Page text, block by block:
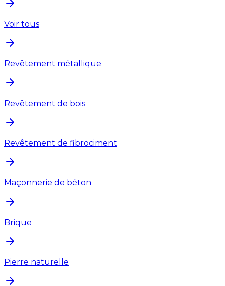
Voir tous
Revêtement métallique
Revêtement de bois
Revêtement de fibrociment
Maçonnerie de béton
Brique
Pierre naturelle